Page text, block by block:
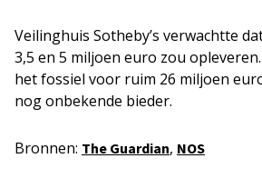
Veilinghuis Sotheby’s verwachtte
3,5 en 5 miljoen euro zou
het fossiel voor ruim 26 miljoen
nog onbekende bieder.
Bronnen: The Guardian, NOS